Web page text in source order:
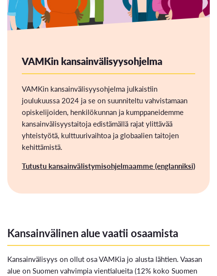
VAMKin kansainvälisyysohjelma
VAMKin kansainvälisyysohjelma julkaistiin
joulukuussa 2024 ja se on suunniteltu vahvistamaan
opiskelijoiden, henkilökunnan ja kumppaneidemme
kansainvälisyystaitoja edistämällä rajat ylittävää
yhteistyötä, kulttuurivaihtoa ja globaalien taitojen
kehittämistä.
Tutustu kansainvälistymisohjelmaamme (englanniksi)
Kansainvälinen alue vaatii osaamista
Kansainvälisyys on ollut osa VAMKia jo alusta lähtien. Vaasan
alue on Suomen vahvimpia vientialueita (12% koko Suomen